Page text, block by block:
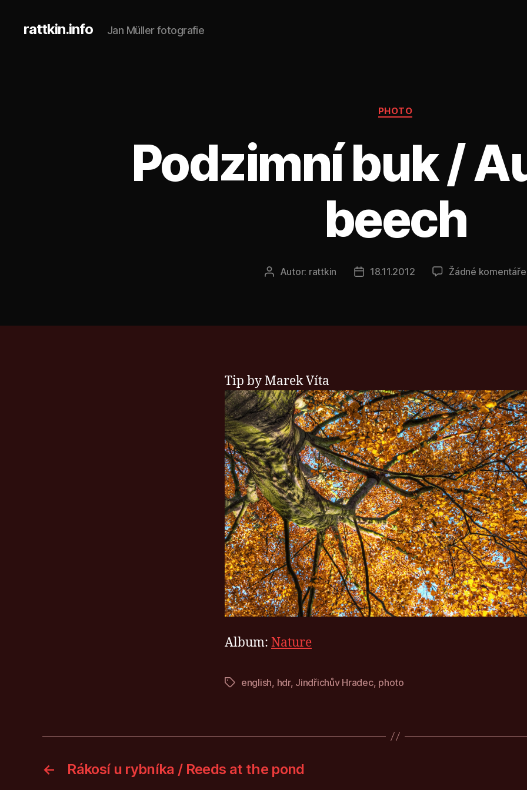
rattkin.info Jan Müller fotografie
Rubriky
PHOTO
Podzimní buk /
beech
AutorAutor: rattkin
Datum
18.11.2012 Žádné komentářeu
Tip by Marek Víta
Album: Nature
Štítkyenglish, hdr, Jindřichův Hradec, photo
← Rákosí u rybníka / Reeds at the pond